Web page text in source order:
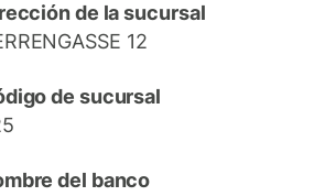
de la sucursal
12
de sucursal
del banco